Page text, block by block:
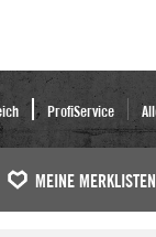
ProfiService
MEINE MERKLISTEN